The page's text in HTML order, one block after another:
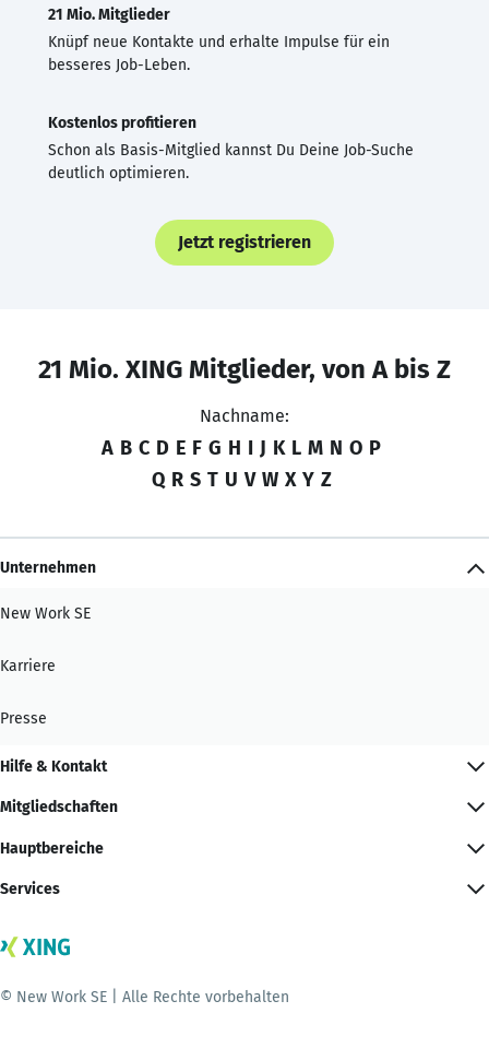
21 Mio. Mitglieder
Knüpf neue Kontakte und erhalte Impulse für ein
besseres Job-Leben.
Kostenlos profitieren
Schon als Basis-Mitglied kannst Du Deine Job-Suche
deutlich optimieren.
Jetzt registrieren
21 Mio. XING Mitglieder, von A bis Z
Nachname:
A B C D E F G H I J K L M N O P
Q R S T U V W X Y Z
Unternehmen
New Work SE
Karriere
Presse
Hilfe & Kontakt
Mitgliedschaften
Hauptbereiche
Services
© New Work SE | Alle Rechte vorbehalten